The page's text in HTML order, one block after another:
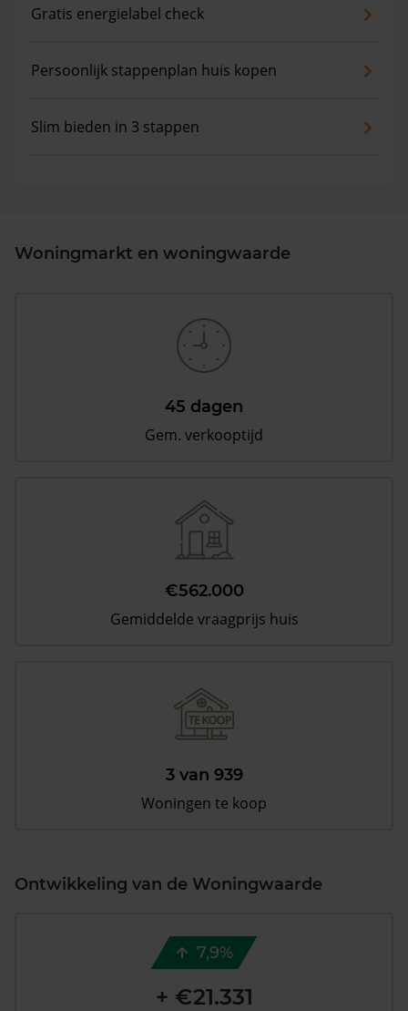
Gratis energielabel check
Persoonlijk stappenplan huis kopen
Slim bieden in 3 stappen
Woningmarkt en woningwaarde
45 dagen
Gem. verkooptijd
€562.000
Gemiddelde vraagprijs huis
3 van 939
Woningen te koop
Ontwikkeling van de Woningwaarde
7,9%
+ €21.331